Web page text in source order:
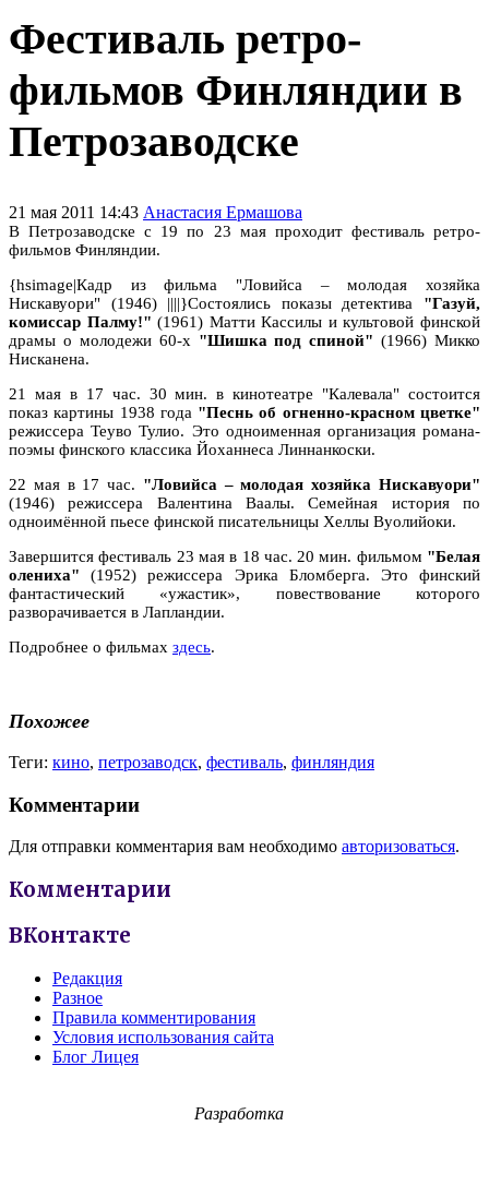
Фестиваль ретро-
фильмов Финляндии в
Петрозаводске
21 мая 2011 14:43 Анастасия Ермашова
В Петрозаводске с 19 по 23 мая проходит фестиваль ретро-
фильмов Финляндии.
{hsimage|Кадр из фильма "Ловийса – молодая хозяйка
Нискавуори" (1946) ||||}Состоялись показы детектива "Газуй,
комиссар Палму!" (1961) Матти Кассилы и культовой финской
драмы о молодежи 60-х "Шишка под спиной"(1966) Микко
Нисканена.
21 мая в 17 час. 30 мин. в кинотеатре "Калевала" состоится
показ картины 1938 года "Песнь об огненно-красном цветке"
режиссера Теуво Тулио. Это одноименная организация романа-
поэмы финского классика Йоханнеса Линнанкоски.
22 мая в 17 час. "Ловийса – молодая хозяйка Нискавуори"
(1946) режиссера Валентина Ваалы. Семейная история по
одноимённой пьесе финской писательницы Хеллы Вуолийоки.
Завершится фестиваль 23 мая в 18 час. 20 мин. фильмом "Белая
олениха" (1952) режиссера Эрика Бломберга. Это финский
фантастический «ужастик», повествование которого
разворачивается в Лапландии.
Подробнее о фильмах здесь.
Похожее
Теги: кино, петрозаводск, фестиваль, финляндия
Комментарии
Для отправки комментария вам необходимо авторизоваться.
Комментарии
ВКонтакте
Редакция
Разное
Правила комментирования
Условия использования сайта
Блог Лицея
Разработка